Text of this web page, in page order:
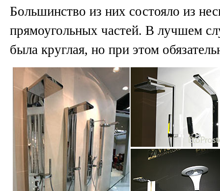
Большинство из них состояло из
прямоугольных частей. В лучшем
была круглая, но при этом